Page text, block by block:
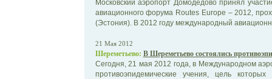
Московский аэропорт Домодедово принял
авиационного форума Routes Europe – 2012,
(Эстония). В 2012 году международный
21 Мая 2012
Шереметьево: В Шереметьево состоялись
Сегодня, 21 мая 2012 года, в Международном
противоэпидемические учения, цель